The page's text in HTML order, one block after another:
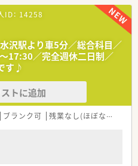
た薬局なので信頼のおける会社で
： 14258
沢駅より車5分／総合科目／
17:30／完全週休二日制／
す♪
トに追加
ブランク可 残業なし(ほぼなし含む)